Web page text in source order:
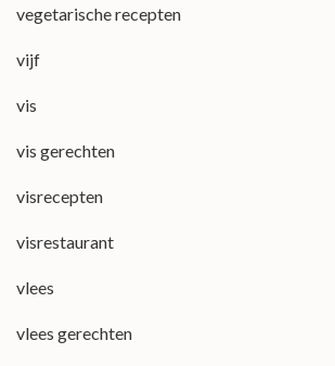
vegetarische recepten
vijf
vis
vis gerechten
visrecepten
visrestaurant
vlees
vlees gerechten